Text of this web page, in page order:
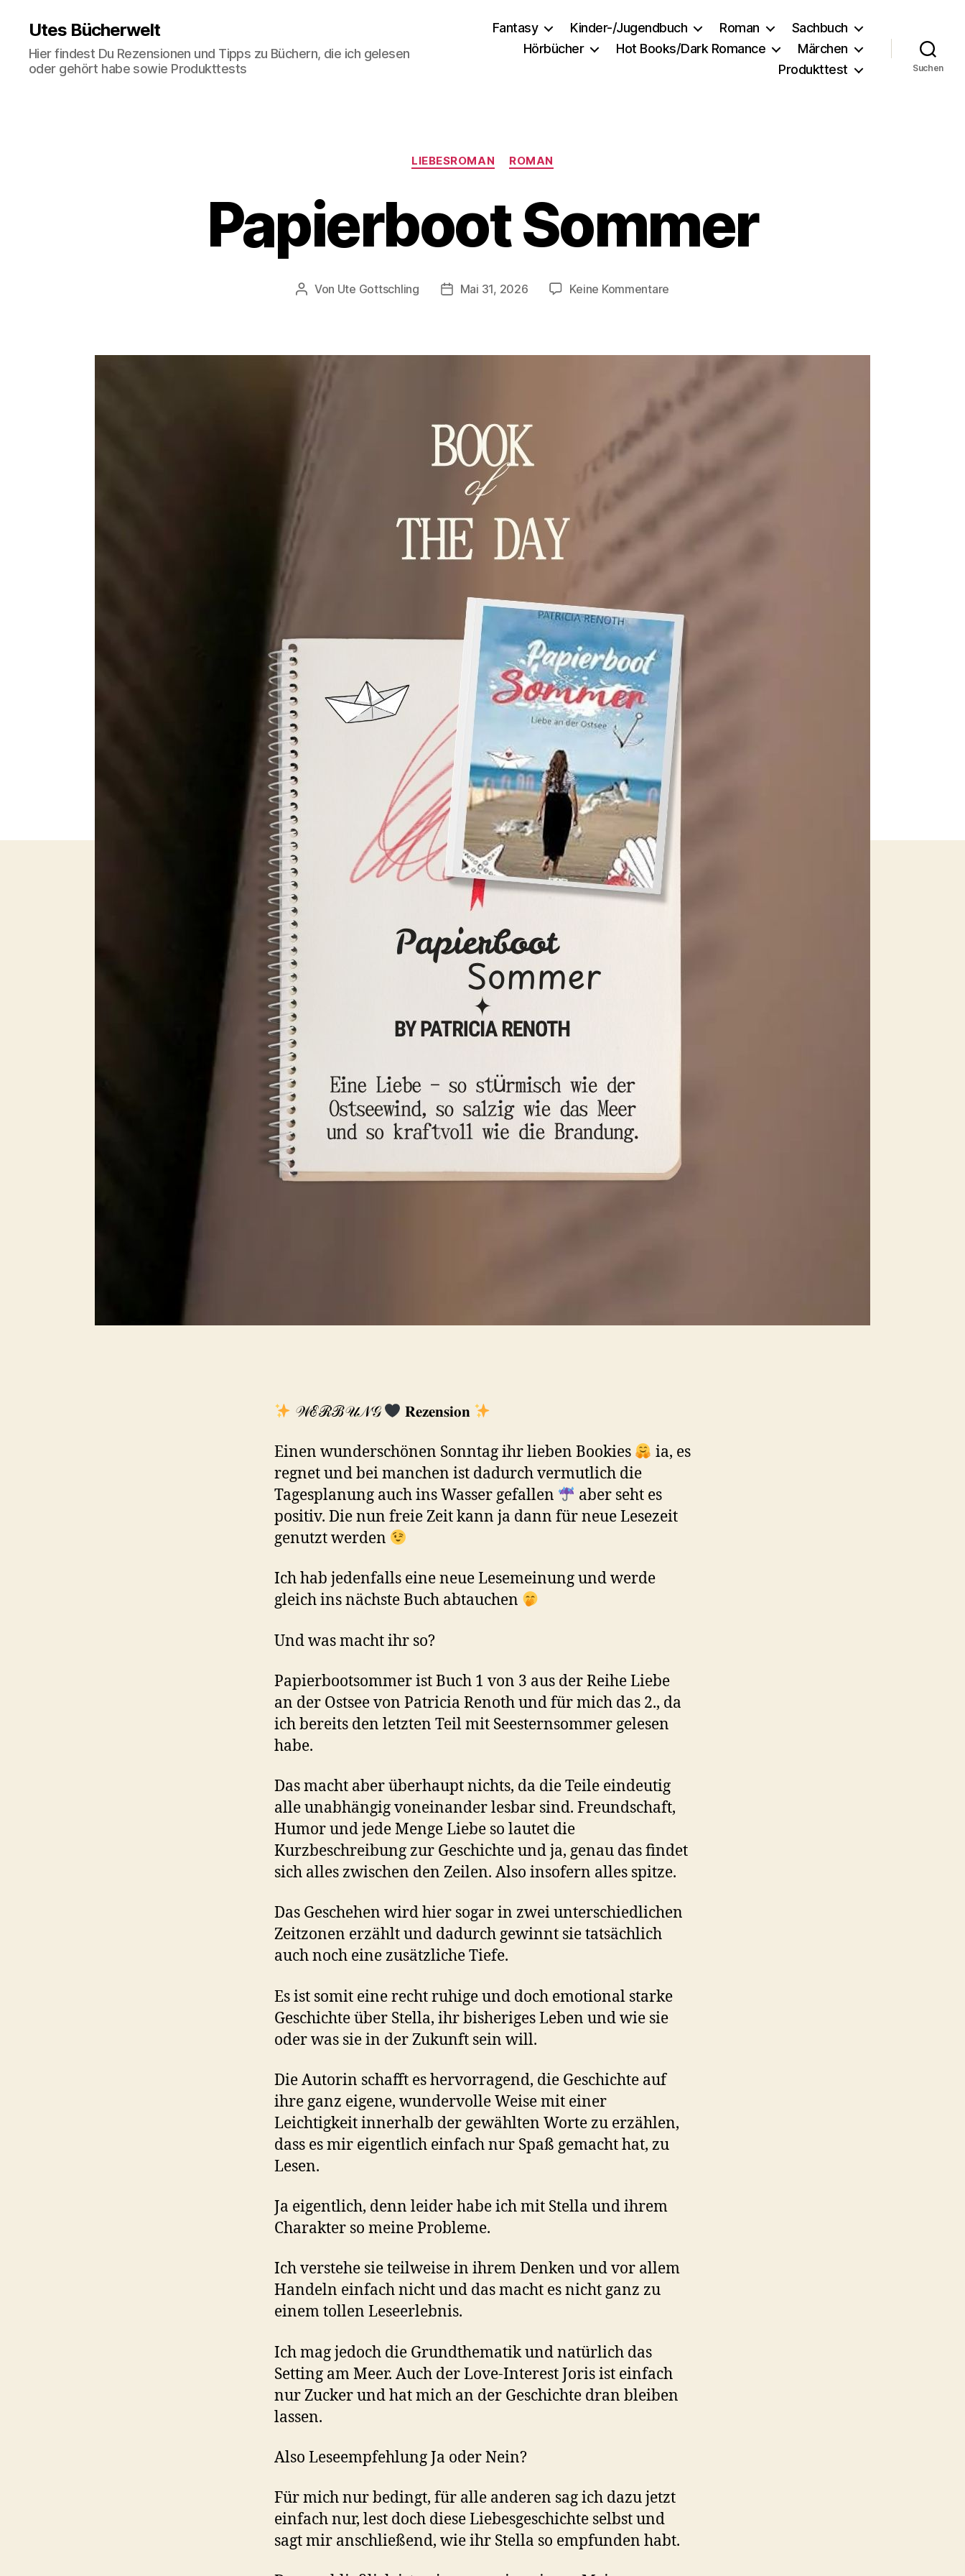
Utes Bücherwelt
Hier findest Du Rezensionen und Tipps zu Büchern, die ich gelesen
oder gehört habe sowie Produkttests
Fantasy Kinder-/Jugendbuch Roman
Sachbuch
Hörbücher
Hot Books/Dark Romance
Märchen
Produkttest
Suchen
Kategorien
LIEBESROMAN ROMAN
Papierboot Sommer
Beitragsautor
Von Ute Gottschling Veröffentlichungsdatum
Mai 31, 2026 Keine Kommentare
𝒲ℰℛℬ𝒰𝒩𝒢 𝐑𝐞𝐳𝐞𝐧𝐬𝐢𝐨𝐧
Einen wunderschönen Sonntag ihr lieben Bookies
ia, es
regnet und bei manchen ist dadurch vermutlich die
Tagesplanung auch ins Wasser gefallen
aber seht es
positiv. Die nun freie Zeit kann ja dann für neue Lesezeit
genutzt werden
Ich hab jedenfalls eine neue Lesemeinung und werde
gleich ins nächste Buch abtauchen
Und was macht ihr so?
Papierbootsommer ist Buch 1 von 3 aus der Reihe Liebe
an der Ostsee von Patricia Renoth und für mich das 2., da
ich bereits den letzten Teil mit Seesternsommer gelesen
habe.
Das macht aber überhaupt nichts, da die Teile eindeutig
alle unabhängig voneinander lesbar sind. Freundschaft,
Humor und jede Menge Liebe so lautet die
Kurzbeschreibung zur Geschichte und ja, genau das findet
sich alles zwischen den Zeilen. Also insofern alles spitze.
Das Geschehen wird hier sogar in zwei unterschiedlichen
Zeitzonen erzählt und dadurch gewinnt sie tatsächlich
auch noch eine zusätzliche Tiefe.
Es ist somit eine recht ruhige und doch emotional starke
Geschichte über Stella, ihr bisheriges Leben und wie sie
oder was sie in der Zukunft sein will.
Die Autorin schafft es hervorragend, die Geschichte auf
ihre ganz eigene, wundervolle Weise mit einer
Leichtigkeit innerhalb der gewählten Worte zu erzählen,
dass es mir eigentlich einfach nur Spaß gemacht hat, zu
Lesen.
Ja eigentlich, denn leider habe ich mit Stella und ihrem
Charakter so meine Probleme.
Ich verstehe sie teilweise in ihrem Denken und vor allem
Handeln einfach nicht und das macht es nicht ganz zu
einem tollen Leseerlebnis.
Ich mag jedoch die Grundthematik und natürlich das
Setting am Meer. Auch der Love-Interest Joris ist einfach
nur Zucker und hat mich an der Geschichte dran bleiben
lassen.
Also Leseempfehlung Ja oder Nein?
Für mich nur bedingt, für alle anderen sag ich dazu jetzt
einfach nur, lest doch diese Liebesgeschichte selbst und
sagt mir anschließend, wie ihr Stella so empfunden habt.